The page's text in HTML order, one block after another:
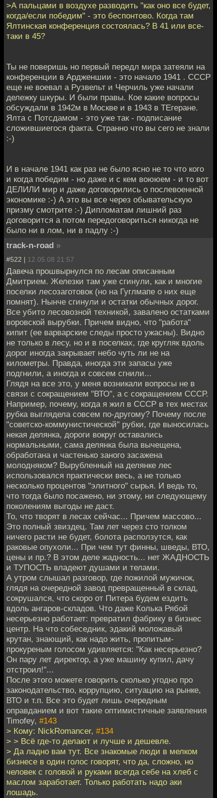
>А пальцами в воздухе разводить "как оно все будет,
когда/если победим" - это беспонтово. Когда там
Ялтинская конференция состоялась? В 41 или все-
таки в 45?
Ты не поверишь но первый передл мира затеяли на
конференции в Ардженшии - это начало 1941 . СССР
еще не воевал а Рузвельт и Черчиль уже начали
дележку шкуры. И были правы. Кое какие вопросы
обсуждали в 1942м в Москве и в 1943 в ТЕгеране.
Ялта с Потсдамом - это уже так - подписание
сложившиегося факта. Странно что вы сего не знали
:-)
И в начале 1941 как раз не было ясно не то что кого
и когда победим - но даже и с кем воююем - и то вот
ДЕЛИЛИ мир и даже договорились о послевоенной
экономике :-) А это вы все через обывательскую
призму смотрите :-) Дипломатам лишний раз
договорится а потом передоговориться никогда не
было ни в лом, ни в падлу :-)
track-n-road »
#522 | 12.05.08 21:57
Давеча прошвырнулся по лесам описанным
Дмитрием. Железки там уже сгинули, как и многие
поселки лесозаготовок (но на Гуглмапе о них еще
помнят). Нынче сгинули и остатки обычных дорог.
Все убито лесовозной техникой, завалено остатками
воровской вырубки. Причем видно, что "работа"
кипит (ее варварские следы просто ужасны). Видно
не только в лесу, но и в поселках, где кругляк вдоль
дорог иногда закрывает небо чуть ли не на
километры. Правда, иногда эти запасы уже
подгнили, а иногда и совсем сгнили...
Глядя на все это, у меня возникали вопросы не в
связи с сокращением "ВТО", а с сокращением СССР.
Например, почему, когда я жил в СССР в тех местах
рубка выглядела совсем по-другому? Почему после
"советско-коммунистической" рубки, где выносилась
некая делянка, дороги вокруг оставались
нормальными, сама делянка была вычещена,
обработана и частенько заного засажена
молодняком? Вырубленный на делянке лес
использовался практически весь, а не только
несколько процентов "элитного" сырья. И ведь то,
что тогда было посажено, ни этому, ни следующему
поколениям выгоды не даст.
То, что творят в лесах сейчас... Причем массово...
Это полный звиздец. Там лет через сто толком
ничего расти не будет, болота расползутся, как
раковые опухоли... При чем тут финны, шведы, ВТО,
цены и пр.? В этом деле жадность... нет ЖАДНОСТЬ
и ТУПОСТЬ владеют душами и телами.
А утром слышал разговор, где пожилой мужичок,
глядя на очередной завод превращенный в склад,
сокрушался, что скоро от Питера будем ездить
вдоль ангаров-складов. Что даже Колька Рябой
несерьезно работает: превратил фабрику в бизнес
центр. На что собеседник, эдакий моложавый
крутан, знающий, как надо жить, пропитым-
прокуреным голосом удивляется: "Как несерьезно?
Он пару лет директор, а уже машину купил, дачу
отстроил!"...
После этого можете говорить сколько угодно про
законодательство, коррупцию, ситуацию на рынке,
ВТО и т.п. Все это будет лишь очередным
оправданием и вот такие оптимистичные заявления
Timofey, #143
> Кому: NickRomancer, #134
> > Всё где-то делают и лучше и дешевле.
> Да ладно вам тут. Все знакомые люди в мелком
бизнесе в один голос говорят, что да, сложно, но
человек с головой и руками всегда себе на хлеб с
маслом заработает. Только работать надо аки
лошадь.